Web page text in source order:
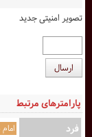
پارامترهای مرتبط
فرد
تصویر امنیتی جدید
ارسال